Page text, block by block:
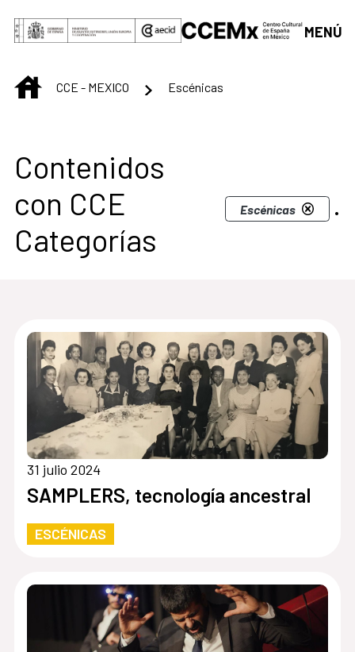
Saltar al contenido principal
MENÚ
INICIOCCE - MEXICO Escénicas
Centro Cultural de
Contenidos
con CCE
Categorías
Escénicas .
31 julio 2024
SAMPLERS, tecnología ancestral
ESCÉNICAS